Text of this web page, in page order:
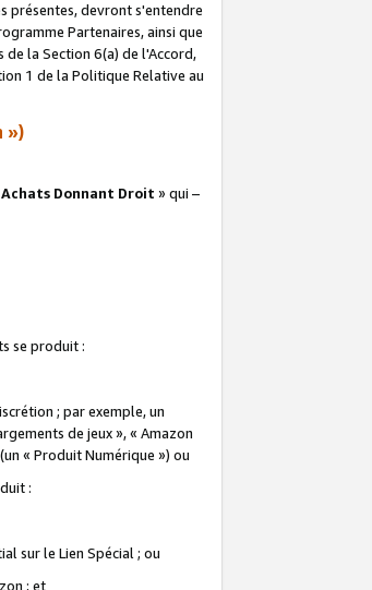
présentes, devront s'entendre
Partenaires, ainsi que
la Section 6(a) de l'Accord,
1 de la Politique Relative au
»)
Achats Donnant Droit » qui –
se produit :
; par exemple, un
de jeux », « Amazon
« Produit Numérique ») ou
:
sur le Lien Spécial ; ou
; et